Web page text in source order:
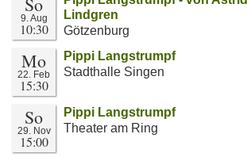
9. Aug
10:30
Lindgren
Götzenburg
Mo
22. Feb
15:30
Pippi Langstrumpf
Stadthalle Singen
So
29. Nov
15:00
Pippi Langstrumpf
Theater am Ring